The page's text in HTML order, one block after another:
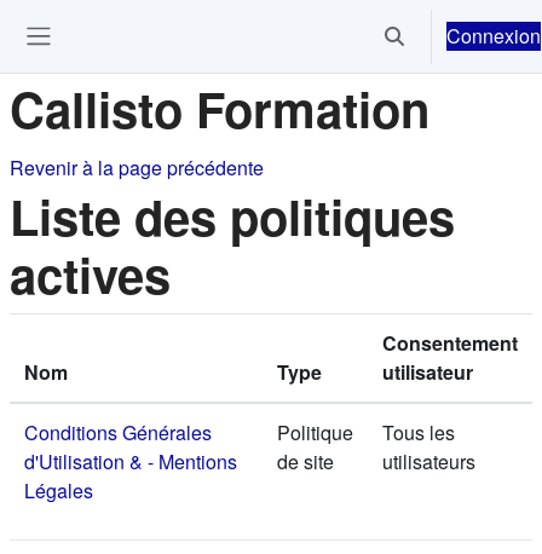
Activer/Connexion
Callisto Formation
Revenir à la page précédente
Liste des politiques
actives
Nom Type
Consentement
utilisateur
Conditions Générales
d'Utilisation & - Mentions
Légales
Politique
de site
Tous les
utilisateurs